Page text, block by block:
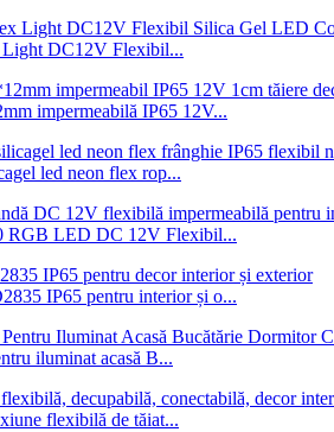
Light DC12V Flexibil...
impermeabilă IP65 12V...
led neon flex rop...
RGB LED DC 12V Flexibil...
IP65 pentru interior și o...
iluminat acasă B...
flexibilă de tăiat...